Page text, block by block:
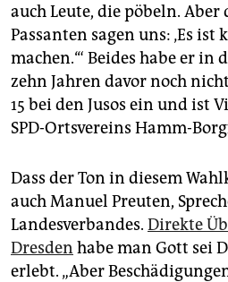
auch Leute, die pöbeln. Aber
Passanten sagen uns: ‚Es ist
machen.‘“ Beides habe er in
zehn Jahren davor noch
15 bei den Jusos ein und ist
SPD-Ortsvereins Hamm-
Dass der Ton in diesem
auch Manuel Preuten,
Landesverbandes. Direkte
Dresden habe man Gott sei
erlebt. „Aber